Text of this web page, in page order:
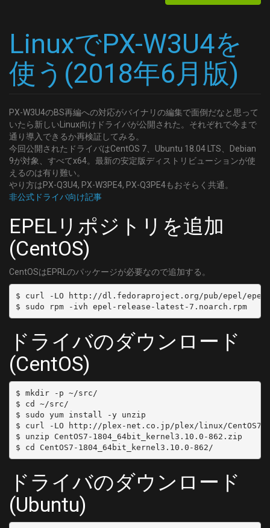
	SYMBOL_RATE = 5274000
	MODULATION = QAM/AUTO
[54]
	DELIVERY_SYSTEM = DVBC/ANNEX_A
	FREQUENCY = 719000000
	MODULATION = QAM/AUTO
[55]
	DELIVERY_SYSTEM = DVBC/ANNEX_A
	FREQUENCY = 725000000
	SYMBOL_RATE = 5274000
	MODULATION = QAM/AUTO
[56]
	FREQUENCY = 731000000
	SYMBOL_RATE = 5274000
	MODULATION = QAM/AUTO
[57]
	DELIVERY_SYSTEM = DVBC/ANNEX_A
	FREQUENCY = 737000000
	SYMBOL_RATE = 5274000
[58]
	DELIVERY_SYSTEM = DVBC/ANNEX_A
	FREQUENCY = 743000000
	SYMBOL_RATE = 5274000
	MODULATION = QAM/AUTO
[59]
	DELIVERY_SYSTEM = DVBC/ANNEX_A
	FREQUENCY = 749000000
	SYMBOL_RATE = 5274000
[60]
	DELIVERY_SYSTEM = DVBC/ANNEX_A
	FREQUENCY = 755000000
- name: 'CATV:C50'
  type: SKY
  channel: 'C50'
- name: 'CATV:C51'
  channel: 'C51'
- name: 'CATV:C52'
  type: SKY
  channel: 'C52'
- name: 'CATV:C53'
  type: SKY
  channel: 'C53'
  type: SKY
  channel: 'C54'
- name: 'CATV:C55'
  channel: 'C55'
  type: SKY
  channel: 'C56'
  type: SKY
  channel: 'C57'
- name: 'CATV:C58'
  channel: 'C58'
- name: 'CATV:C59'
  type: SKY
  channel: 'C59'
  channel: 'C60'
- name: 'CATV:C61'
  type: SKY
LinuxでPX-W3U4を
使う(2018年6月版)
PX-W3U4のBS再編への対応がバイナリの編集で面倒だなと思って
いたら新しいLinux向けドライバが公開された。それぞれで今まで
通り導入できるか再検証してみる。
今回公開されたドライバはCentOS 7、Ubuntu 18.04 LTS、Debian
9が対象、すべてx64。最新の安定版ディストリビューションが使
えるのは有り難い。
やり方はPX-Q3U4, PX-W3PE4, PX-Q3PE4もおそらく共通。
非公式ドライバ向け記事
EPELリポジトリを追加
(CentOS)
CentOSはEPRLのパッケージが必要なので追加する。
$ curl -LO http://dl.fedoraproject.org/pub/epel/epel-
$ sudo rpm -ivh epel-release-latest-7.noarch.rpm
ドライバのダウンロード
(CentOS)
$ mkdir -p ~/src/
$ cd ~/src/
$ sudo yum install -y unzip
$ curl -LO http://plex-net.co.jp/plex/linux/CentOS7-
$ unzip CentOS7-1804_64bit_kernel3.10.0-862.zip
ドライバのダウンロード
(Ubuntu)